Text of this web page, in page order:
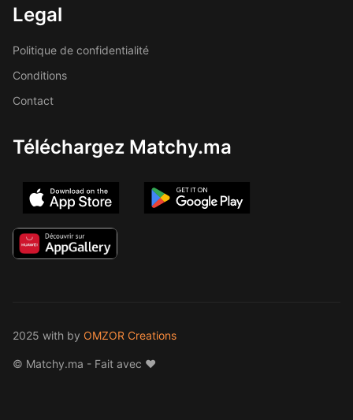
Legal
Politique de confidentialité
Conditions
Contact
Téléchargez Matchy.ma
2025 with by OMZOR Creations
© Matchy.ma - Fait avec ❤️